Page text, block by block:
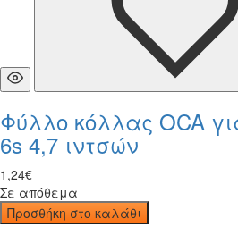
Φύλλο κόλλας OCA
6s 4,7 ιντσών
1 ,24€
Σε απόθεμα
Προσθήκη στο καλάθι